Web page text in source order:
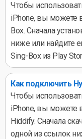
Чтобы
iPhone, вы можете
Box. Сначала
ниже или найдите
Sing-Box из Play
Чтобы
iPhone, вы можете
Hiddify. Сначала
одной из ссылок